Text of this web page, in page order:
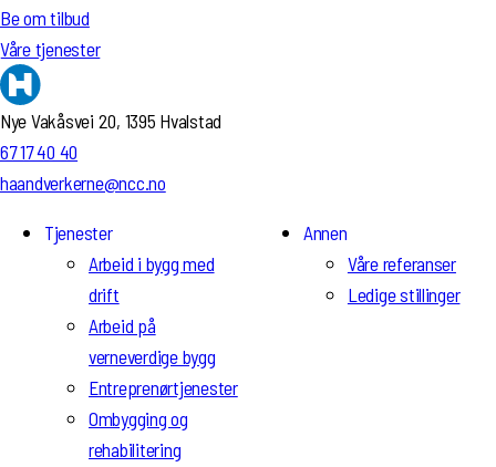
Be om tilbud
Våre tjenester
Nye Vakåsvei 20, 1395 Hvalstad
67 17 40 40
haandverkerne@ncc.no
Tjenester
Arbeid i bygg med
drift
Arbeid på
verneverdige bygg
Entreprenørtjenester
Ombygging og
rehabilitering
Annen
Våre referanser
Ledige stillinger